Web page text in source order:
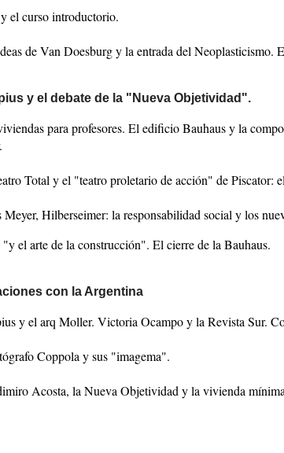
el curso introductorio.
de Van Doesburg y la entrada del
y el debate de la "Nueva Objetividad".
para profesores. El edificio Bauhaus y la
Total y el "teatro proletario de acción" de Piscator:
Meyer, Hilberseimer: la responsabilidad social y los
el arte de la construcción". El cierre de la Bauhaus.
con la Argentina
y el arq Moller. Victoria Ocampo y la Revista Sur.
Coppola y sus "imagema".
Acosta, la Nueva Objetividad y la vivienda